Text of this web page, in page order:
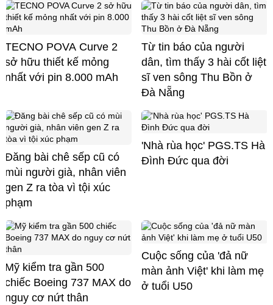
TECNO POVA Curve 2
sở hữu thiết kế mỏng
nhất với pin 8.000 mAh
Từ tin báo của người
dân, tìm thấy 3 hài cốt liệt
sĩ ven sông Thu Bồn ở
Đà Nẵng
Đăng bài chê sếp cũ có
mùi người già, nhân viên
gen Z ra tòa vì tội xúc
phạm
'Nhà rùa học' PGS.TS Hà
Đình Đức qua đời
Mỹ kiểm tra gần 500
chiếc Boeing 737 MAX do
nguy cơ nứt thân
Cuộc sống của 'đả nữ
màn ảnh Việt' khi làm mẹ
ở tuổi U50